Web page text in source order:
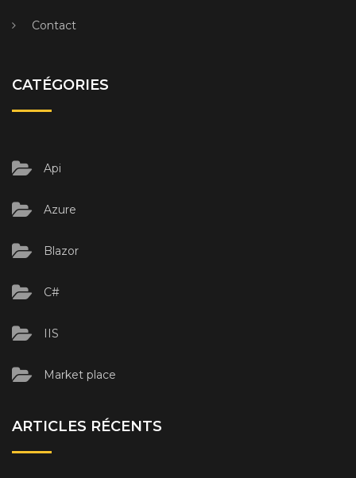
Contact
CATÉGORIES
Api
Azure
Blazor
C#
IIS
Market place
ARTICLES RÉCENTS